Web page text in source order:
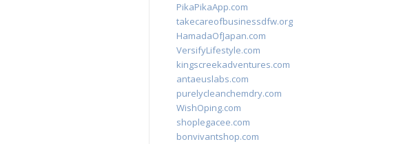
PikaPikaApp.com
takecareofbusinessdfw.org
HamadaOfJapan.com
VersifyLifestyle.com
kingscreekadventures.com
antaeuslabs.com
purelycleanchemdry.com
WishOping.com
shoplegacee.com
bonvivantshop.com